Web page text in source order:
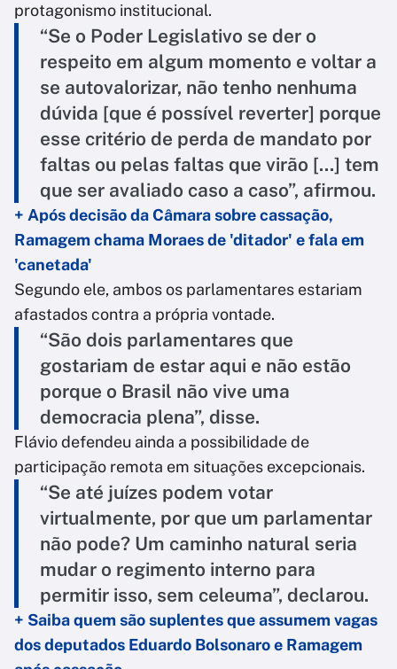
protagonismo institucional.
“Se o Poder Legislativo se der o
respeito em algum momento e voltar a
se autovalorizar, não tenho nenhuma
dúvida [que é possível reverter] porque
esse critério de perda de mandato por
faltas ou pelas faltas que virão [...] tem
que ser avaliado caso a caso”, afirmou.
+ Após decisão da Câmara sobre cassação,
Ramagem chama Moraes de 'ditador' e fala em
'canetada'
Segundo ele, ambos os parlamentares estariam
afastados contra a própria vontade.
“São dois parlamentares que
gostariam de estar aqui e não estão
porque o Brasil não vive uma
democracia plena”, disse.
Flávio defendeu ainda a possibilidade de
participação remota em situações excepcionais.
“Se até juízes podem votar
virtualmente, por que um parlamentar
não pode? Um caminho natural seria
mudar o regimento interno para
permitir isso, sem celeuma”, declarou.
+ Saiba quem são suplentes que assumem vagas
dos deputados Eduardo Bolsonaro e Ramagem